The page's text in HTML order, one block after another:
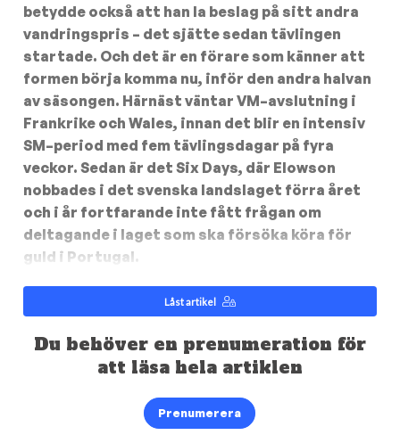
betydde också att han la beslag på sitt andra
vandringspris – det sjätte sedan tävlingen
startade. Och det är en förare som känner att
formen börja komma nu, inför den andra halvan
av säsongen. Härnäst väntar VM–avslutning i
Frankrike och Wales, innan det blir en intensiv
SM–period med fem tävlingsdagar på fyra
veckor. Sedan är det Six Days, där Elowson
nobbades i det svenska landslaget förra året
och i år fortfarande inte fått frågan om
deltagande i laget som ska försöka köra för
guld i Portugal.
Låst artikel
Du behöver en prenumeration för
att läsa hela artiklen
Prenumerera